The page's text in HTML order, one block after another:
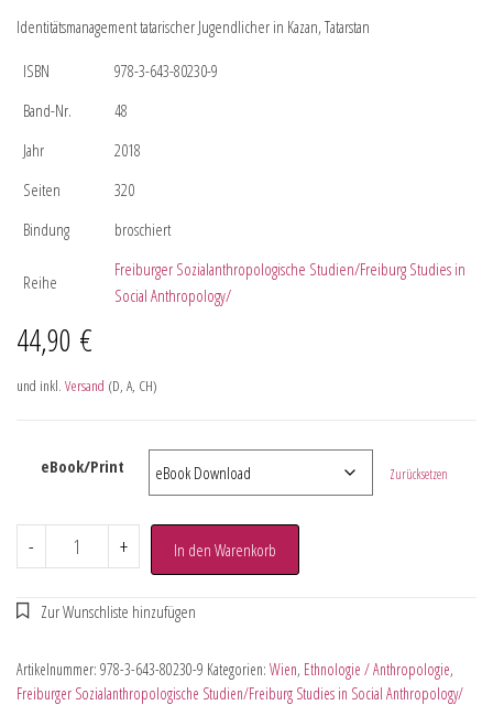
Identitätsmanagement tatarischer Jugendlicher in Kazan, Tatarstan
ISBN
978-3-643-80230-9
Band-Nr.
48
Jahr
2018
Seiten
320
Bindung
broschiert
Reihe
Freiburger Sozialanthropologische Studien/Freiburg Studies in
Social Anthropology/
44,90 €
und inkl. Versand (D, A, CH)
eBook/Print Zurücksetzen
- + In den Warenkorb
Artikelnummer: 978-3-643-80230-9 Kategorien: Wien, Ethnologie / Anthropologie,
Freiburger Sozialanthropologische Studien/Freiburg Studies in Social Anthropology/